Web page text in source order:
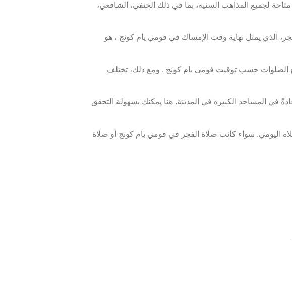
لجميع المذاهب السنية، بما في ذلك الحنفي، الشافعي،
يام كونج ، المعروف أيضًا بوقت الإفطار، هو 18:25، ووقت الفجر، الذي يمثل نهاية وقت الإمساك في فومي يام كونج ، هو
حسب توقيت فومي يام كونج . ومع ذلك، تختلف
المساجد الكبيرة في المدينة. هنا يمكنك بسهولة التحقق
اليومي. سواء كانت صلاة الفجر في فومي يام كونج أو صلاة